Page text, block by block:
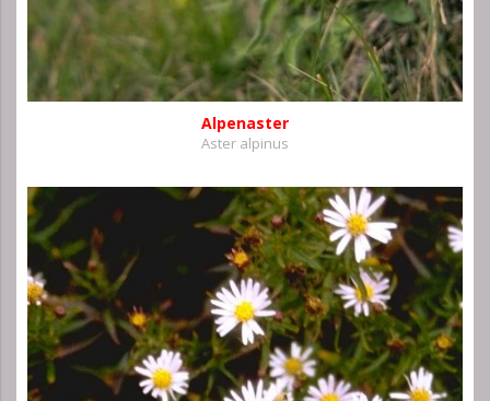
Alpenaster
Aster alpinus